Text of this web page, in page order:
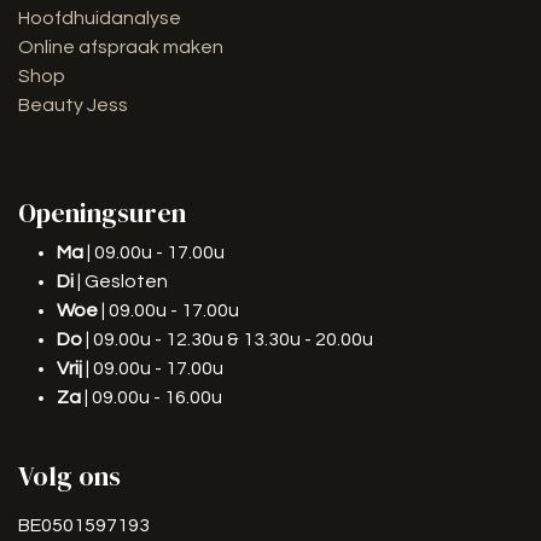
Hoofdhuidanalyse
Online afspraak maken
Shop
Beauty Jess
Openingsuren
Ma | 09.00u - 17.00u
Di | Gesloten
Woe | 09.00u - 17.00u
Do | 09.00u - 12.30u & 13.30u - 20.00u
Vrij | 09.00u - 17.00u
Za | 09.00u - 16.00u
Volg ons
BE0501597193